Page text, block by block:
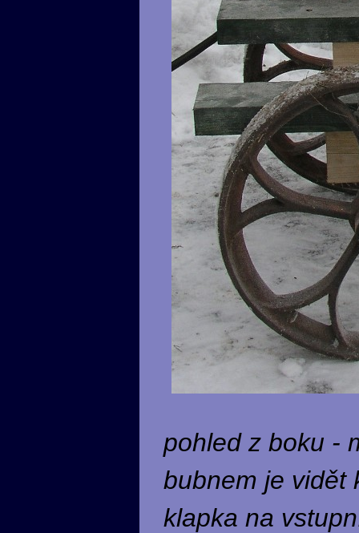
pohled z boku -
bubnem je vidět
klapka na